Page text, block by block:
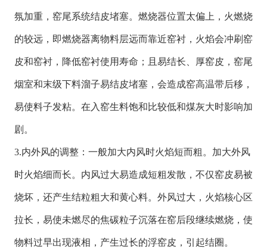
氛加重，窑尾系统结皮堵塞。燃烧器位置太偏上，火燃烧
的较远，即燃烧器离物料层远而靠近窑衬，火焰会冲刷窑
皮和窑衬，降低窑衬使用寿命；且易结长、厚窑皮，窑尾
烟室和末级下料溜子易结皮堵塞，会造成窑高温带后移，
易使料子发粘。在入窑生料饱和比较低和煤灰大时影响加
剧。
3.内外风的调整：一般加大内风时火焰短而粗。加大外风
时火焰细而长。内风过大易造成短粗发散，不仅窑皮易被
烧坏，还产生结粒粗大和黄心料。外风过大，火焰核心区
拉长，易使未燃尽的焦碳粒子沉落在窑后段继续燃烧，使
物料过早出现液相，产生过长的浮窑皮，引起结圈。